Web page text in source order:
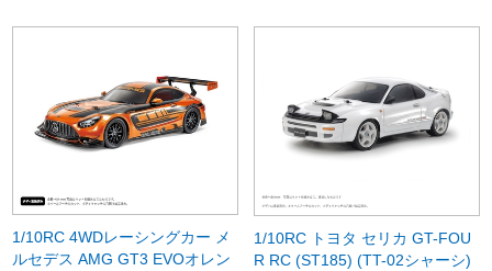
1/10RC 4WDレーシングカー メ
ルセデス AMG GT3 EVOオレン
1/10RC トヨタ セリカ GT-FOU
R RC (ST185) (TT-02シャーシ)